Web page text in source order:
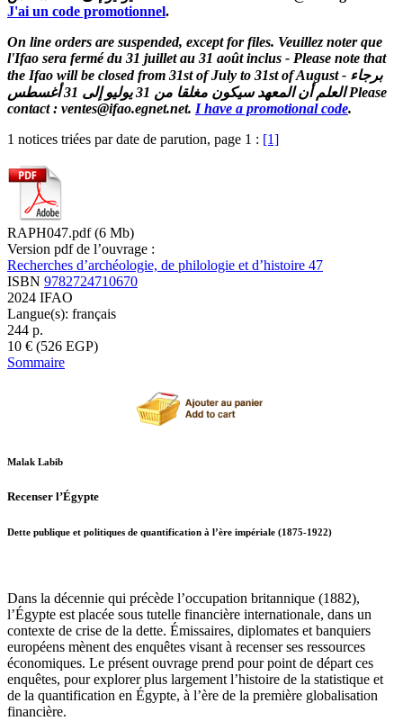
J'ai un code promotionnel.
On line orders are suspended, except for files. Veuillez noter que
l'Ifao sera fermé du 31 juillet au 31 août inclus - Please note that
the Ifao will be closed from 31st of July to 31st of August - برجاء
العلم أن المعهد سيكون مغلقا من 31 يوليو إلى 31 أغسطس Please
contact : ventes@ifao.egnet.net. I have a promotional code.
1 notices triées par date de parution, page 1 : [1]
RAPH047.pdf (6 Mb)
Version pdf de l’ouvrage :
Recherches d’archéologie, de philologie et d’histoire 47
ISBN 9782724710670
2024 IFAO
Langue(s): français
244 p.
10 € (526 EGP)
Sommaire
Malak Labib
Recenser l’Égypte
Dette publique et politiques de quantification à l’ère impériale (1875-1922)
Dans la décennie qui précède l’occupation britannique (1882),
l’Égypte est placée sous tutelle financière internationale, dans un
contexte de crise de la dette. Émissaires, diplomates et banquiers
européens mènent des enquêtes visant à recenser ses ressources
économiques. Le présent ouvrage prend pour point de départ ces
enquêtes, pour explorer plus largement l’histoire de la statistique et
de la quantification en Égypte, à l’ère de la première globalisation
financière.